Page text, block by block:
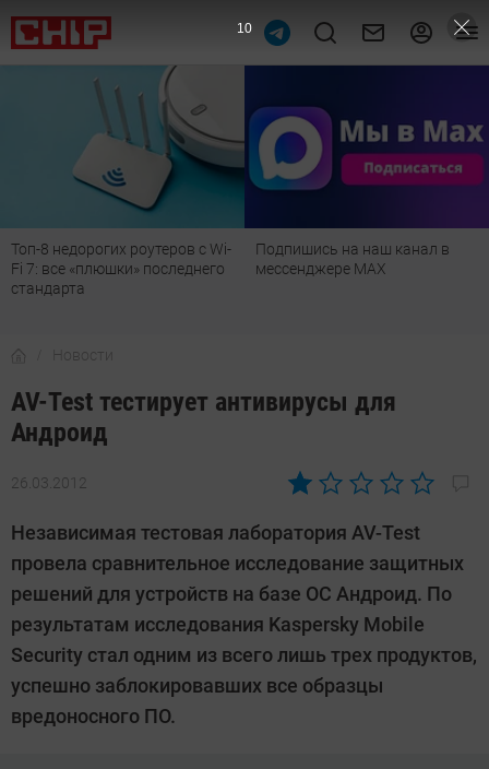
Топ-8 недорогих роутеров с Wi-
Fi 7: все «плюшки» последнего
стандарта
Подпишись на наш канал в
мессенджере МАХ
Новости
AV-Test тестирует антивирусы для
Андроид
26.03.2012
Автор:
Независимая тестовая лаборатория AV-Test
провела сравнительное исследование защитных
решений для устройств на базе ОС Андроид. По
результатам исследования Kaspersky Mobile
Security стал одним из всего лишь трех продуктов,
успешно заблокировавших все образцы
вредоносного ПО.
10